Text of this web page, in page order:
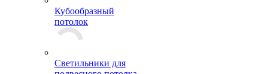
Подвесная
потолочная система
Кубообразный
потолок